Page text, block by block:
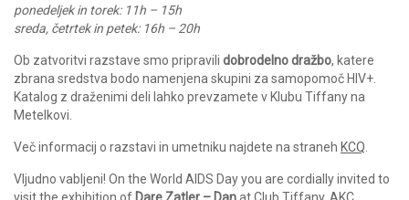
ponedeljek in torek: 11h – 15h
sreda, četrtek in petek: 16h – 20h
Ob zatvoritvi razstave smo pripravili dobrodelno dražbo, katere
zbrana sredstva bodo namenjena skupini za samopomoč HIV+.
Katalog z draženimi deli lahko prevzamete v Klubu Tiffany na
Metelkovi.
Več informacij o razstavi in umetniku najdete na straneh KCQ
Vljudno vabljeni! On the World AIDS Day you are cordially invited to